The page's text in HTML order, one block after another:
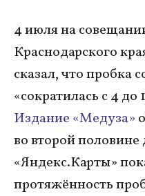
4 июля на
Краснодарского
сказал, что пробка
«сократилась с 4 до
Издание «Медуза»
во второй половине
«Яндекс.Карты»
протяжённость